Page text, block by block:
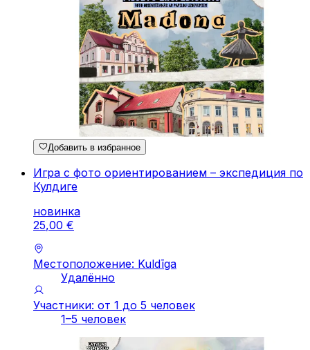
Добавить в избранное
Игра с фото ориентированием – экспедиция по
Кулдиге
новинка
25,00 €
Местоположение: Kuldīga
Удалённо
Участники: от 1 до 5 человек
1–5 человек